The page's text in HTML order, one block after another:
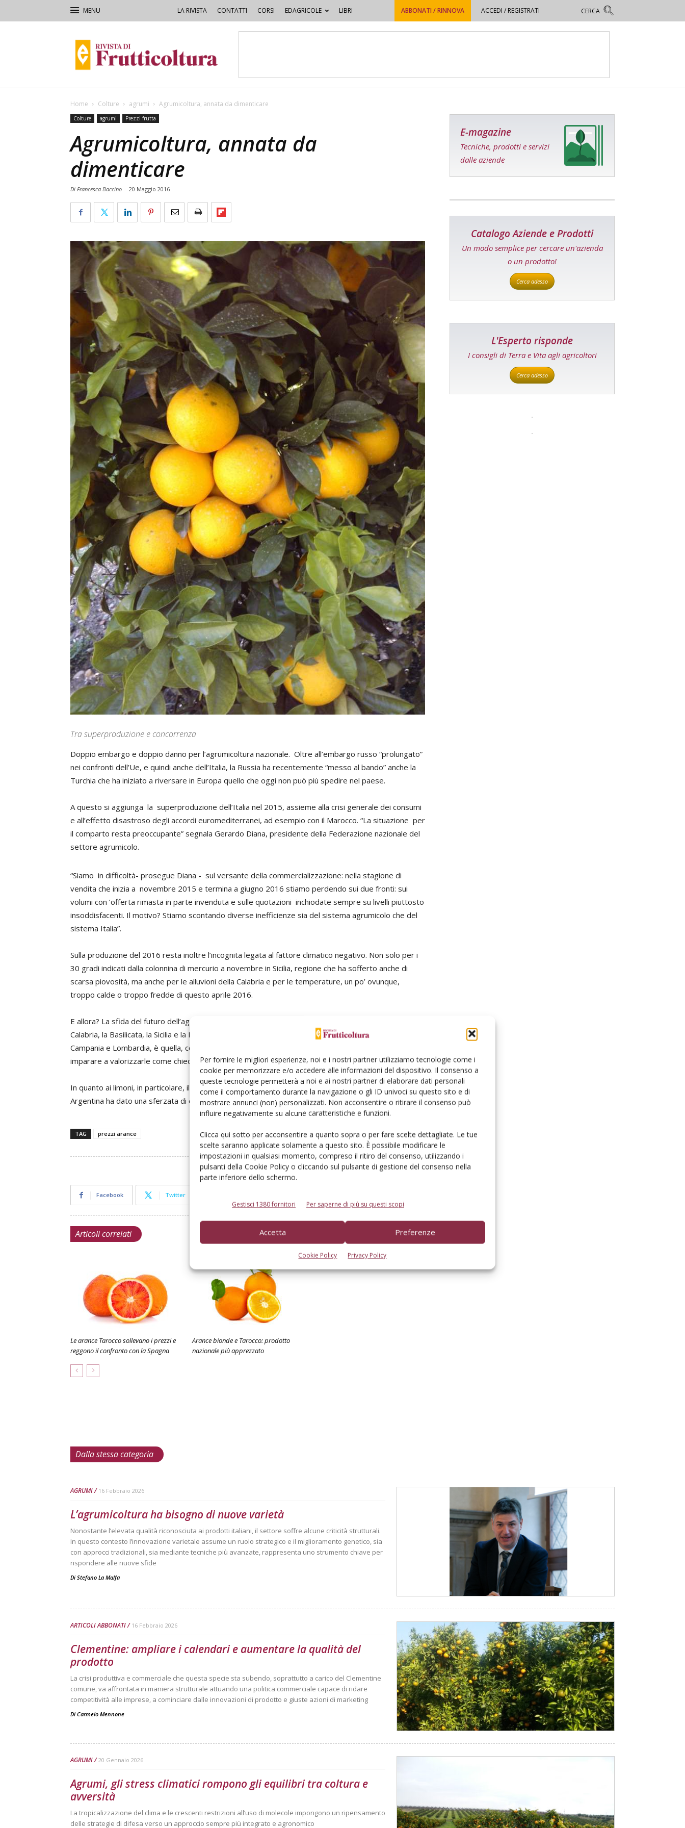
Per fornire le migliori esperienze, noi e i nostri partner utilizziamo tecnologie come i
cookie per memorizzare e/o accedere alle informazioni del dispositivo. Il consenso a
queste tecnologie permetterà a noi e ai nostri partner di elaborare dati personali
come il comportamento durante la navigazione o gli ID univoci su questo sito e di
mostrare annunci (non) personalizzati. Non acconsentire o ritirare il consenso può
influire negativamente su alcune caratteristiche e funzioni.
Clicca qui sotto per acconsentire a quanto sopra o per fare scelte dettagliate. Le tue
scelte saranno applicate solamente a questo sito. È possibile modificare le
impostazioni in qualsiasi momento, compreso il ritiro del consenso, utilizzando i
pulsanti della Cookie Policy o cliccando sul pulsante di gestione del consenso nella
parte inferiore dello schermo.
Gestisci 1380 fornitori Per saperne di più su questi scopi
Accetta Preferenze
Cookie Policy Privacy Policy
LA RIVISTA CONTATTI CORSI EDAGRICOLE LIBRI ABBONATI / RINNOVA ACCEDI / REGISTRATI
di
Frutticoltura
Home Colture agrumi Agrumicoltura, annata da dimenticare
Colture agrumi Prezzi frutta
Agrumicoltura, annata da
dimenticare
Di Francesca Baccino - 20 Maggio 2016
Tra superproduzione e concorrenza
Doppio embargo e doppio danno per l’agrumicoltura nazionale. Oltre all’embargo russo “prolungato”
nei confronti dell’Ue, e quindi anche dell’Italia, la Russia ha recentemente “messo al bando” anche la
Turchia che ha iniziato a riversare in Europa quello che oggi non può più spedire nel paese.
A questo si aggiunga la superproduzione dell’Italia nel 2015, assieme alla crisi generale dei consumi
e all’effetto disastroso degli accordi euromediterranei, ad esempio con il Marocco. “La situazione per
il comparto resta preoccupante” segnala Gerardo Diana, presidente della Federazione nazionale del
settore agrumicolo.
“Siamo in difficoltà- prosegue Diana - sul versante della commercializzazione: nella stagione di
vendita che inizia a novembre 2015 e termina a giugno 2016 stiamo perdendo sui due fronti: sui
volumi con ’offerta rimasta in parte invenduta e sulle quotazioni inchiodate sempre su livelli piuttosto
insoddisfacenti. Il motivo? Stiamo scontando diverse inefficienze sia del sistema agrumicolo che del
sistema Italia”.
Sulla produzione del 2016 resta inoltre l’incognita legata al fattore climatico negativo. Non solo per i
30 gradi indicati dalla colonnina di mercurio a novembre in Sicilia, regione che ha sofferto anche di
scarsa piovosità, ma anche per le alluvioni della Calabria e per le temperature, un po’ ovunque,
troppo calde o troppo fredde di questo aprile 2016.
E allora? La sfida del futuro dell’agrumicoltura nazionale, prodotta nelle zone più vocate come la
Calabria, la Basilicata, la Sicilia e la Puglia o nelle nicchie per quanto riguarda i limoni in Liguria,
Campania e Lombardia, è quella, come aggiunge sempre Diana “di far funzionare veramente le Op e
imparare a valorizzarle come chiede l’Ue”.
In quanto ai limoni, in particolare, il bilancio dell’annata è positivo: la mancanza di prodotto in
Argentina ha dato una sferzata di energia ai prezzi anche nel nostro Paese.
TAG prezzi arance
Facebook Twitter
Articoli correlati
Le arance Tarocco sollevano i prezzi e
reggono il confronto con la Spagna
Arance bionde e Tarocco: prodotto
nazionale più apprezzato
E-magazine
Tecniche, prodotti e servizi
dalle aziende
Catalogo Aziende e Prodotti
Un modo semplice per cercare un'azienda
o un prodotto!
Cerca adesso
L'Esperto risponde
I consigli di Terra e Vita agli agricoltori
Cerca adesso
Dalla stessa categoria
AGRUMI 16 Febbraio 2026
L’agrumicoltura ha bisogno di nuove varietà
Nonostante l’elevata qualità riconosciuta ai prodotti italiani, il settore soffre alcune criticità strutturali.
In questo contesto l’innovazione varietale assume un ruolo strategico e il miglioramento genetico, sia
con approcci tradizionali, sia mediante tecniche più avanzate, rappresenta uno strumento chiave per
rispondere alle nuove sfide
Di Stefano La Malfa
ARTICOLI ABBONATI 16 Febbraio 2026
Clementine: ampliare i calendari e aumentare la qualità del
prodotto
La crisi produttiva e commerciale che questa specie sta subendo, soprattutto a carico del Clementine
comune, va affrontata in maniera strutturale attuando una politica commerciale capace di ridare
competitività alle imprese, a cominciare dalle innovazioni di prodotto e giuste azioni di marketing
Di Carmelo Mennone
AGRUMI 20 Gennaio 2026
Agrumi, gli stress climatici rompono gli equilibri tra coltura e
avversità
La tropicalizzazione del clima e le crescenti restrizioni all’uso di molecole impongono un ripensamento
delle strategie di difesa verso un approccio sempre più integrato e agronomico